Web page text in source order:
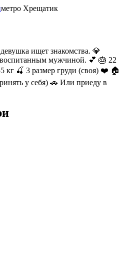
метро Хрещатик
ищет знакомства. 💎
мужчиной. 💕 🎂 22
кг 🍒 3 размер груди (своя) ❤️ 🏠
у себя) 🚗 Или приеду в